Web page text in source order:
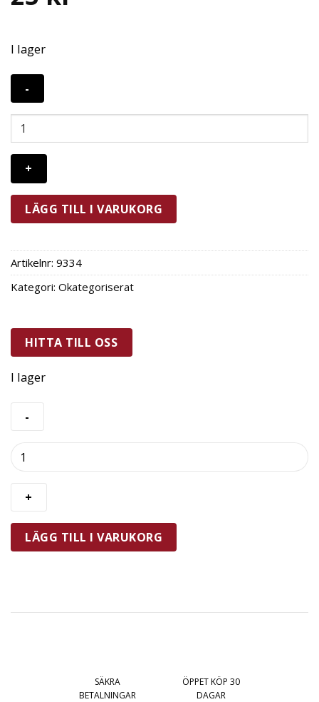
I lager
Exxent
Dessertsked
st
mängd
LÄGG TILL I VARUKORG
Artikelnr: 9334
Kategori: Okategoriserat
HITTA TILL OSS
I lager
Exxent
Galant
mängd
LÄGG TILL I VARUKORG
SÄKRA
BETALNINGAR
ÖPPET KÖP 30
DAGAR